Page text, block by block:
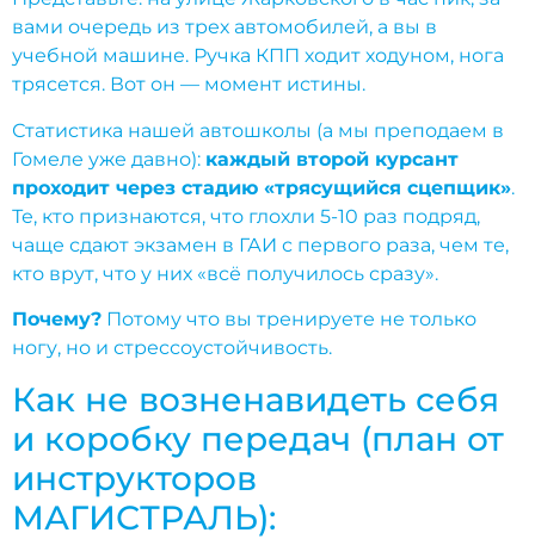
вами очередь из трех автомобилей, а вы в
учебной машине. Ручка КПП ходит ходуном, нога
трясется. Вот он — момент истины.
Статистика нашей автошколы (а мы преподаем в
Гомеле уже давно): каждый второй курсант
проходит через стадию «трясущийся сцепщик».
Те, кто признаются, что глохли 5-10 раз подряд,
чаще сдают экзамен в ГАИ с первого раза, чем те,
кто врут, что у них «всё получилось сразу».
Почему? Потому что вы тренируете не только
ногу, но и стрессоустойчивость.
Как не возненавидеть себя
и коробку передач (план от
инструкторов
МАГИСТРАЛЬ):